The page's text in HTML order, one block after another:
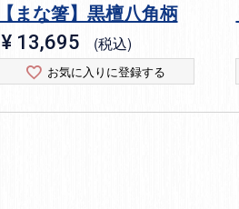
【まな箸】黒檀八角柄
¥ 13,695 税込
お気に入りに登録する